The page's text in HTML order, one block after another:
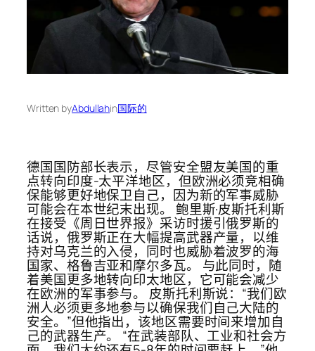
Written byAbdullahin国际的
德国国防部长表示，尽管安全盟友美国的重
点转向印度-太平洋地区，但欧洲必须竞相确
保能够更好地保卫自己，因为新的军事威胁
可能会在本世纪末出现。 鲍里斯·皮斯托利斯
在接受《周日世界报》采访时援引俄罗斯的
话说，俄罗斯正在大幅提高武器产量，以维
持对乌克兰的入侵，同时也威胁着波罗的海
国家、格鲁吉亚和摩尔多瓦。 与此同时，随
着美国更多地转向印太地区，它可能会减少
在欧洲的军事参与。 皮斯托利斯说：“我们欧
洲人必须更多地参与以确保我们自己大陆的
安全。”但他指出，该地区需要时间来增加自
己的武器生产。 “在武装部队、工业和社会方